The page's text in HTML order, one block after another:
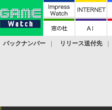
バックナンバー リリース送付先